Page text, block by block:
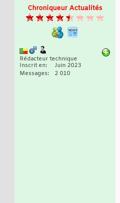
Chroniqueur Actualités
Rédacteur technique
Inscrit en
Juin 2023
Messages
2 010